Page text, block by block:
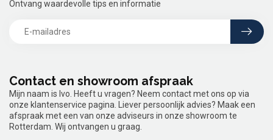
Contact en showroom afspraak
Mijn naam is Ivo. Heeft u vragen? Neem contact met ons op via
onze klantenservice pagina. Liever persoonlijk advies? Maak een
afspraak met een van onze adviseurs in onze showroom te
Rotterdam. Wij ontvangen u graag.
Ontvang waardevolle tips en informatie